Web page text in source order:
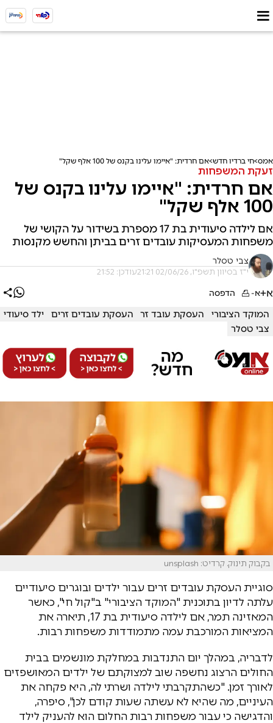
אמס חי ברדיו חדש אם חרדית: "איימו עלינו בקנס של 100 אלף שקל"
זעקת המשפחות
אם חרדית: "איימו עלינו בקנס של
100 אלף שקל"
אם לילדה סיעודית בת 17 מספרת בשידור על הקושי של
משפחות המעסיקות עובדים זרים בביתן והחשש מקנסות
צבי טסלר
י"ז בסיוון תשפ"ו, 02/06/26 21:21 עודכן: 21:52
א+א- הדפסה
המוקד הציבורי העסקת עובד זר העסקת עובדים זרים
ילד סיעודי
צבי טסלר
בקבוק תינוק. קרדיט: unsplash
סוגיית העסקת עובדים זרים עבור ילדים ובוגרים סיעודיים
עלתה לדיון בתוכנית "המוקד הציבורי" ב"קול חי", כאשר
המאזינה תמר, אם לילדה סיעודית בת 17, תיארה את
המציאות המורכבת עמה מתמודדות משפחות רבות.
לדבריה, במהלך יום התנדבות במחלקת מונשמים בבית
החולים הרצוג נחשפה שוב למצוקתם של ילדים המאושפזים
לאורך זמן. "כשהתקרבתי לילדה ושרתי לה, היא פקחה את
העיניים, מה שהיא לא עשתה שעות קודם לכן", סיפרה,
והדגישה כי עבור משפחות רבות החלום הוא להעניק לילד